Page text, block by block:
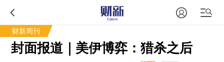
财新周刊
封面报道｜美伊博弈：猎杀之后